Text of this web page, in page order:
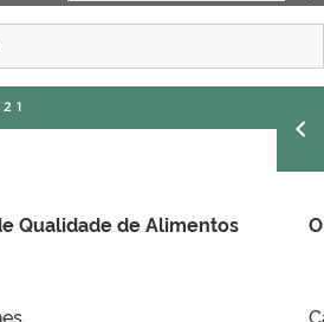
Qualidade de Alimentos